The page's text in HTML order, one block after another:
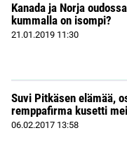
Kanada ja Norja
kummalla on isompi?
21.01.2019 11:30
Suvi Pitkäsen elämää,
remppafirma kusetti
06.02.2017 13:58